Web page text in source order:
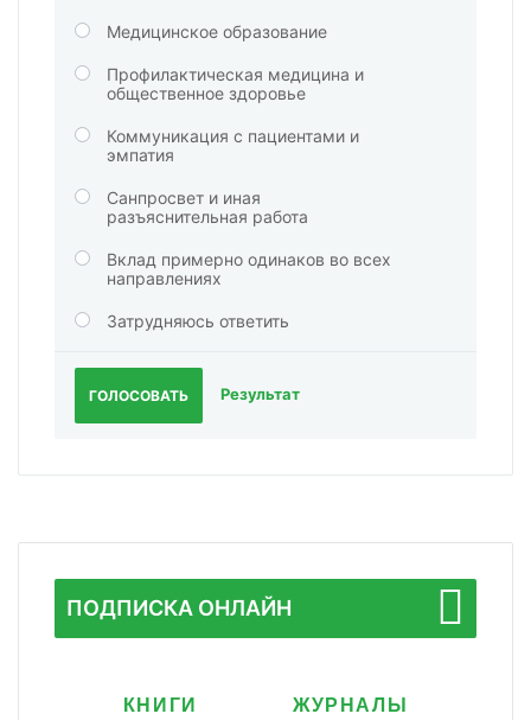
Медицинское образование
Профилактическая медицина и
общественное здоровье
Коммуникация с пациентами и
эмпатия
Санпросвет и иная
разъяснительная работа
Вклад примерно одинаков во всех
направлениях
Затрудняюсь ответить
ГОЛОСОВАТЬ Результат
ПОДПИСКА ОНЛАЙН
КНИГИ ЖУРНАЛЫ